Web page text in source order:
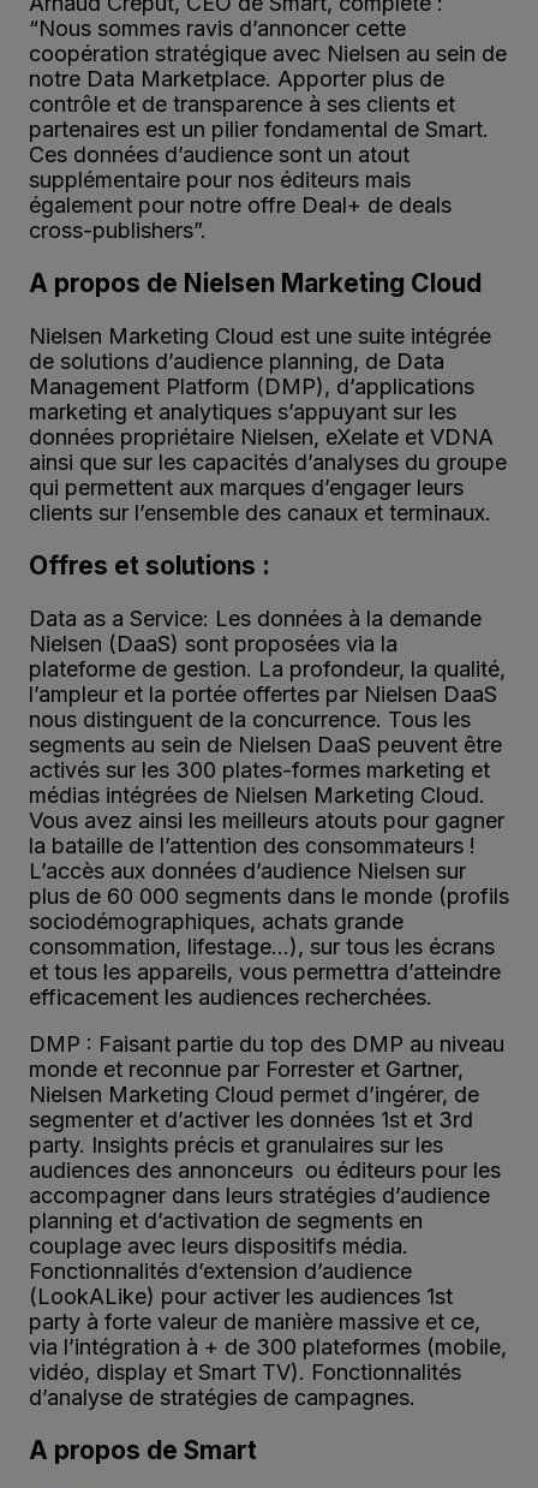
“Nous sommes ravis d’annoncer cette
coopération stratégique avec Nielsen au sein de
notre Data Marketplace. Apporter plus de
contrôle et de transparence à ses clients et
partenaires est un pilier fondamental de Smart.
Ces données d’audience sont un atout
supplémentaire pour nos éditeurs mais
également pour notre offre Deal+ de deals
cross-publishers”.
A propos de Nielsen Marketing Cloud
Nielsen Marketing Cloud est une suite intégrée
de solutions d’audience planning, de Data
Management Platform (DMP), d’applications
marketing et analytiques s’appuyant sur les
données propriétaire Nielsen, eXelate et VDNA
ainsi que sur les capacités d’analyses du groupe
qui permettent aux marques d’engager leurs
clients sur l’ensemble des canaux et terminaux.
Offres et solutions :
Data as a Service: Les données à la demande
Nielsen (DaaS) sont proposées via la
plateforme de gestion. La profondeur, la qualité,
l’ampleur et la portée offertes par Nielsen DaaS
nous distinguent de la concurrence. Tous les
segments au sein de Nielsen DaaS peuvent être
activés sur les 300 plates-formes marketing et
médias intégrées de Nielsen Marketing Cloud.
Vous avez ainsi les meilleurs atouts pour gagner
la bataille de l’attention des consommateurs !
L’accès aux données d’audience Nielsen sur
plus de 60 000 segments dans le monde (profils
sociodémographiques, achats grande
consommation, lifestage…), sur tous les écrans
et tous les appareils, vous permettra d’atteindre
efficacement les audiences recherchées.
DMP : Faisant partie du top des DMP au niveau
monde et reconnue par Forrester et Gartner,
Nielsen Marketing Cloud permet d’ingérer, de
segmenter et d’activer les données 1st et 3rd
party. Insights précis et granulaires sur les
audiences des annonceurs ou éditeurs pour les
accompagner dans leurs stratégies d’audience
planning et d’activation de segments en
couplage avec leurs dispositifs média.
Fonctionnalités d’extension d’audience
(LookALike) pour activer les audiences 1st
party à forte valeur de manière massive et ce,
via l’intégration à + de 300 plateformes (mobile,
vidéo, display et Smart TV). Fonctionnalités
d’analyse de stratégies de campagnes.
A propos de Smart